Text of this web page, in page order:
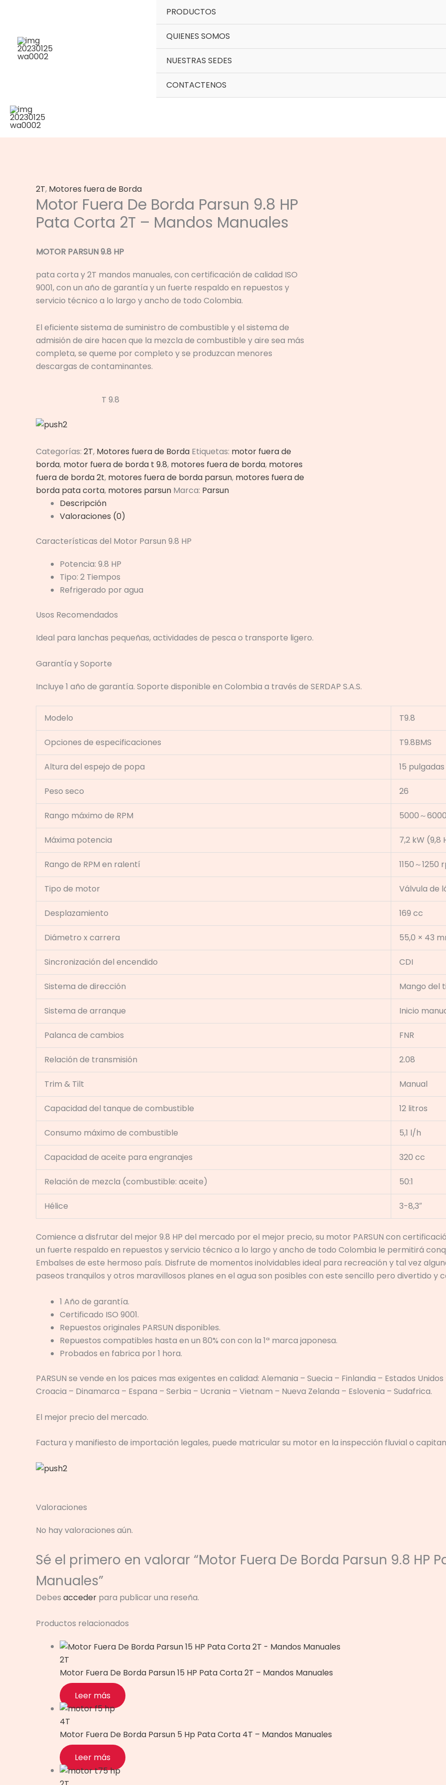
PRODUCTOS
QUIENES SOMOS
NUESTRAS SEDES
CONTACTENOS
2T, Motores fuera de Borda
Motor Fuera De Borda Parsun 9.8 HP
Pata Corta 2T – Mandos Manuales
MOTOR PARSUN 9.8 HP
pata corta y 2T mandos manuales, con certificación de calidad ISO
9001, con un año de garantía y un fuerte respaldo en repuestos y
servicio técnico a lo largo y ancho de todo Colombia.
El eficiente sistema de suministro de combustible y el sistema de
admisión de aire hacen que la mezcla de combustible y aire sea más
completa, se queme por completo y se produzcan menores
descargas de contaminantes.
T 9.8
Categorías: 2T, Motores fuera de Borda Etiquetas: motor fuera de
borda, motor fuera de borda t 9.8, motores fuera de borda, motores
fuera de borda 2t, motores fuera de borda parsun, motores fuera de
borda pata corta, motores parsun Marca: Parsun
Descripción
Valoraciones (0)
Características del Motor Parsun 9.8 HP
Potencia: 9.8 HP
Tipo: 2 Tiempos
Refrigerado por agua
Usos Recomendados
Ideal para lanchas pequeñas, actividades de pesca o transporte ligero.
Garantía y Soporte
Incluye 1 año de garantía. Soporte disponible en Colombia a través de SERDAP S.A.S.
Modelo T9.8
Opciones de especificaciones T9.8BMS
Altura del espejo de popa 15 pulgadas
Peso seco 26
Rango máximo de RPM 5000～
Máxima potencia 7,2 kW (9,8
Rango de RPM en ralentí 1150～1250
Tipo de motor Válvula de
Desplazamiento 169 cc
Diámetro x carrera 55,0 × 43
Sincronización del encendido CDI
Sistema de dirección Mango del
Sistema de arranque Inicio
Palanca de cambios FNR
Relación de transmisión 2.08
Trim & Tilt Manual
Capacidad del tanque de combustible 12 litros
Consumo máximo de combustible 5,1 l/h
Capacidad de aceite para engranajes 320 cc
Relación de mezcla (combustible: aceite) 50:1
Hélice 3-8,3″
Comience a disfrutar del mejor 9.8 HP del mercado por el mejor precio, su motor PARSUN con
un fuerte respaldo en repuestos y servicio técnico a lo largo y ancho de todo Colombia le permitirá
Embalses de este hermoso país. Disfrute de momentos inolvidables ideal para recreación y tal vez
paseos tranquilos y otros maravillosos planes en el agua son posibles con este sencillo pero divertido y
1 Año de garantía.
Certificado ISO 9001.
Repuestos originales PARSUN disponibles.
Repuestos compatibles hasta en un 80% con con la 1ª marca japonesa.
Probados en fabrica por 1 hora.
PARSUN se vende en los paices mas exigentes en calidad: Alemania – Suecia – Finlandia – Estados
Croacia – Dinamarca – Espana – Serbia – Ucrania – Vietnam – Nueva Zelanda – Eslovenia – Sudafrica.
El mejor precio del mercado.
Factura y manifiesto de importación legales, puede matricular su motor en la inspección fluvial o
Valoraciones
No hay valoraciones aún.
Sé el primero en valorar “Motor Fuera De Borda Parsun 9.8 HP
Manuales”
Debes acceder para publicar una reseña.
Productos relacionados
2T
Motor Fuera De Borda Parsun 15 HP Pata Corta 2T – Mandos Manuales
Leer más
4T
Motor Fuera De Borda Parsun 5 Hp Pata Corta 4T – Mandos Manuales
Leer más